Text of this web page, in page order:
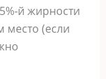
й жирности
место (если